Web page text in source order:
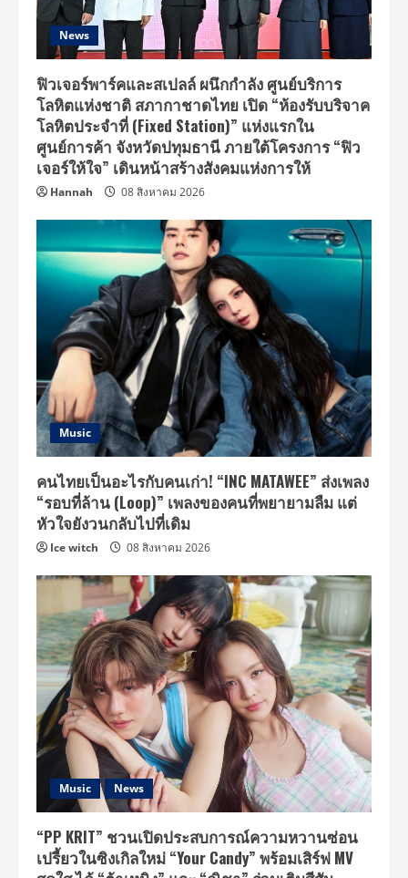
News
ฟิวเจอร์พาร์คและสเปลล์ ผนึกกำลัง ศูนย์บริการ
โลหิตแห่งชาติ สภากาชาดไทย เปิด “ห้องรับบริจาค
โลหิตประจำที่ (Fixed Station)” แห่งแรกใน
ศูนย์การค้า จังหวัดปทุมธานี ภายใต้โครงการ “ฟิว
เจอร์ให้ใจ” เดินหน้าสร้างสังคมแห่งการให้
Hannah 08 สิงหาคม 2026
Music
คนไทยเป็นอะไรกับคนเก่า! “INC MATAWEE” ส่งเพลง
“รอบที่ล้าน (Loop)” เพลงของคนที่พยายามลืม แต่
หัวใจยังวนกลับไปที่เดิม
Ice witch 08 สิงหาคม 2026
Music News
“PP KRIT” ชวนเปิดประสบการณ์ความหวานซ่อน
เปรี้ยวในซิงเกิลใหม่ “Your Candy” พร้อมเสิร์ฟ MV